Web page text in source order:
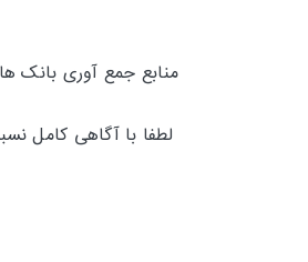
منابع جمع آوری بانک
لطفا با آگاهی کامل